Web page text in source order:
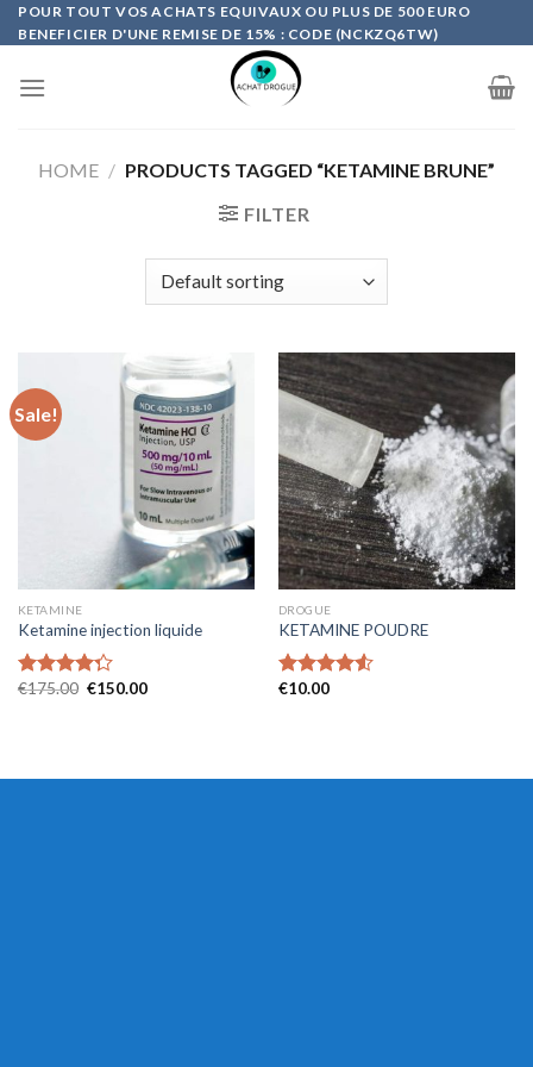
Skip
to
POUR TOUT VOS ACHATS EQUIVAUX OU PLUS DE 500 EURO
BENEFICIER D'UNE REMISE DE 15% : CODE (NCKZQ6TW)
HOME / PRODUCTS TAGGED “KETAMINE BRUNE”
FILTER
Sale!
KETAMINE
Ketamine injection liquide
Rated
€175.00 €150.00
DROGUE
KETAMINE POUDRE
Rated
€10.00